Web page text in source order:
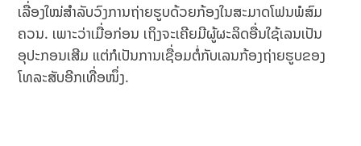
ເລື່ອງໃໝ່ສຳລັບວົງການຖ່າຍຮູບດ້ວຍກ້ອງໃນສະມາດໂຟນພໍສົມ
ຄວນ. ເພາະວ່າເມື່ອກ່ອນ ເຖິງຈະເຄີຍມີຜູ້ຜະລິດອື່ນໃຊ້ເລນເປັນ
ອຸປະກອນເສີມ ແຕ່ກໍເປັນການເຊື່ອມຕໍ່ກັບເລນກ້ອງຖ່າຍຮູບຂອງ
ໂທລະສັບອີກເທື່ອໜຶ່ງ.